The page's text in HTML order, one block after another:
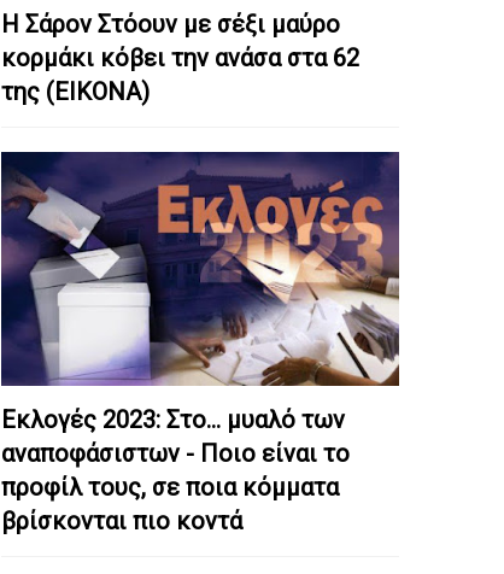
Η Σάρον Στόουν με σέξι μαύρο
κορμάκι κόβει την ανάσα στα 62
της (ΕΙΚΟΝΑ)
Εκλογές 2023: Στο… μυαλό των
αναποφάσιστων - Ποιο είναι το
προφίλ τους, σε ποια κόμματα
βρίσκονται πιο κοντά